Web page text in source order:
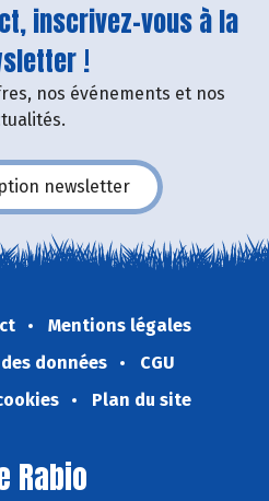
inscrivez-vous à la
!
nos événements et nos
newsletter
Mentions légales
données
CGU
Plan du site
Rabio